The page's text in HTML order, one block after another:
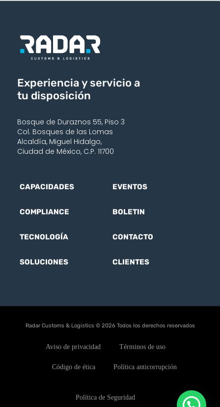
Experiencia y servicio a
tu disposición
Bosque de Duraznos 55, Piso 3
Col. Bosques de las Lomas
Alcaldía, Miguel Hidalgo,
Ciudad de México, C.P. 11700
CAPACIDADES
COMPLIANCE
TECNOLOGÍA
SOLUCIONES
EVENTOS
BOLETIN
CONTACTO
CLIENTES
Radar Customs & Logistics © 2026 Todos los derechos reservados
Aviso de privacidad Términos de uso
Código de ética Política anticorrupción
Política de Seguridad